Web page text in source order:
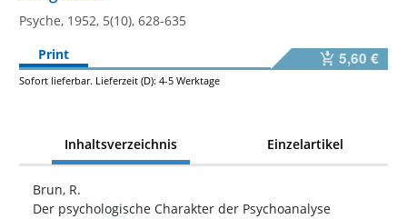
Psyche, 1952, 5(10), 628-635
Print
5,60 €
Sofort lieferbar. Lieferzeit (D): 4-5 Werktage
Inhaltsverzeichnis Einzelartikel
Brun, R.
Der psychologische Charakter der Psychoanalyse